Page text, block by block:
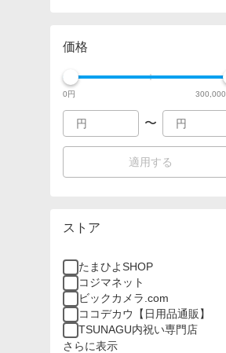
価格
0円 300,000
〜
適用する
ストア
たまひよSHOP
コジマネット
ビックカメラ.com
ココデカウ【日用品通販】
TSUNAGU内祝い専門店
さらに表示